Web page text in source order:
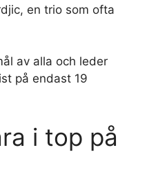
en trio som ofta
av alla och leder
på endast 19
i top på